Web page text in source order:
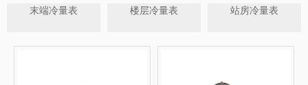
末端冷量表 楼层冷量表 站房冷量表